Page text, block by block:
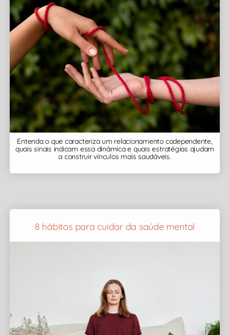
Entenda o que caracteriza um relacionamento codependente,
quais sinais indicam essa dinâmica e quais estratégias ajudam
a construir vínculos mais saudáveis.
8 hábitos para cuidar da saúde mental